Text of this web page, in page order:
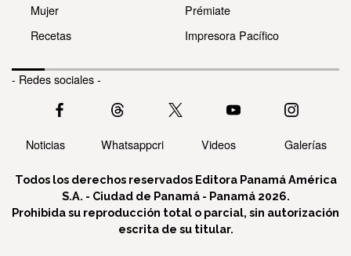
Mujer
Recetas
Prémiate
Impresora Pacífico
- Redes sociales -
Noticias Whatsappcri Videos Galerías
Todos los derechos reservados Editora Panamá América
S.A. - Ciudad de Panamá - Panamá 2026.
Prohibida su reproducción total o parcial, sin autorización
escrita de su titular.